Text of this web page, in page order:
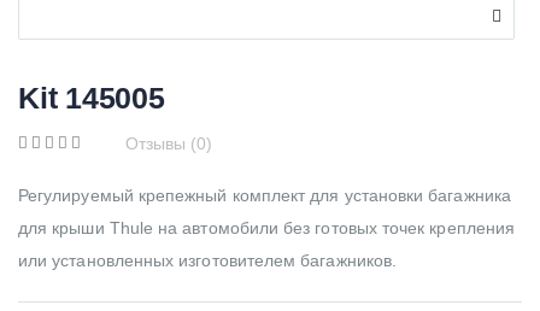
Kit 145005
Отзывы (0)
Регулируемый крепежный комплект для установки багажника
для крыши Thule на автомобили без готовых точек крепления
или установленных изготовителем багажников.